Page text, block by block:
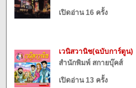
เปิดอ่าน 16 ครั้ง
เวนิสวานิช(ฉบับการ์ตูน)
สำนักพิมพ์ สกายบุ๊คส์
เปิดอ่าน 13 ครั้ง